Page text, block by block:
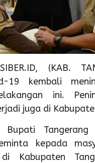
(KAB.
19 kembali
ini.
juga di
Bupati Tangerang
kepada
Kabupaten